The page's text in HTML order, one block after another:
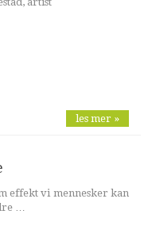
les mer »
effekt vi mennesker kan
…